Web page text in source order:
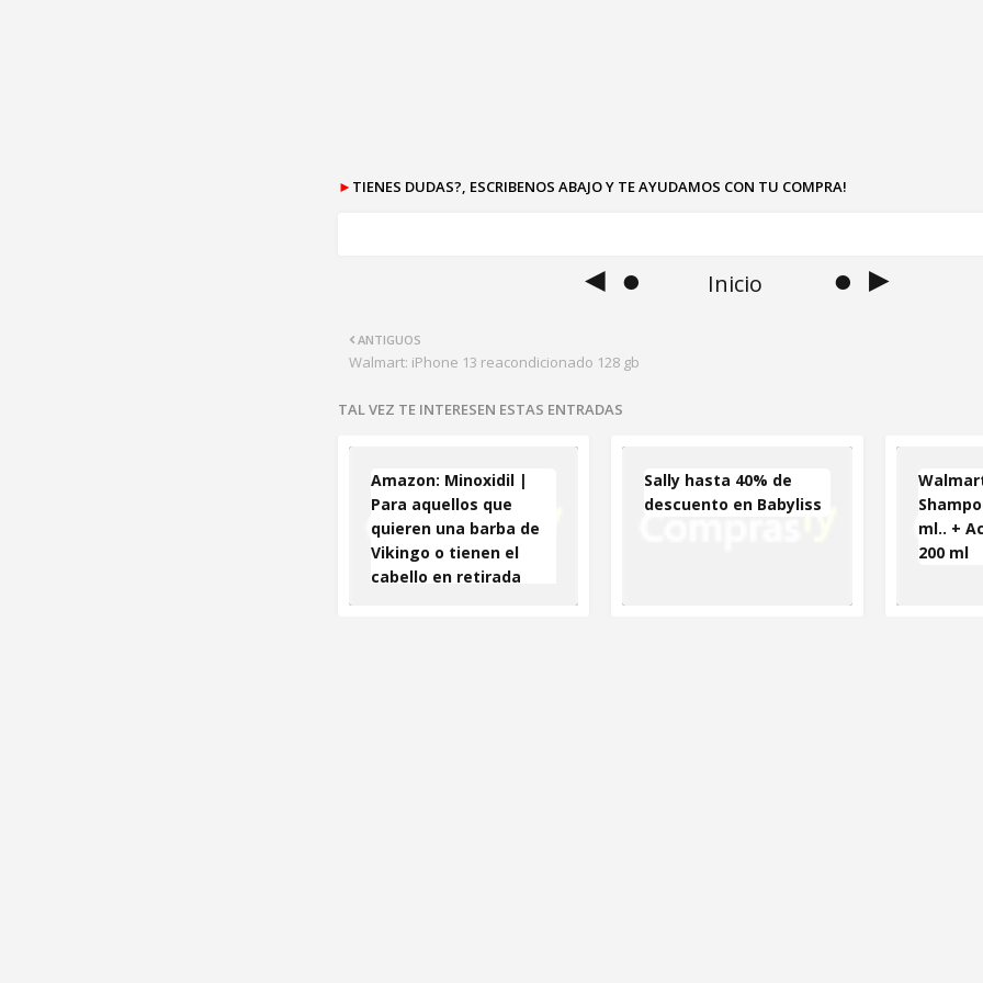
► TIENES DUDAS?, ESCRIBENOS ABAJO Y TE AYUDAMOS CON TU COMPRA!
◄ ● Inicio ● ►
ANTIGUOS
Walmart: iPhone 13 reacondicionado 128 gb
TAL VEZ TE INTERESEN ESTAS ENTRADAS
Amazon: Minoxidil |
Para aquellos que
quieren una barba de
Vikingo o tienen el
cabello en retirada
Sally hasta 40% de
descuento en Babyliss
ml.. +
200 ml